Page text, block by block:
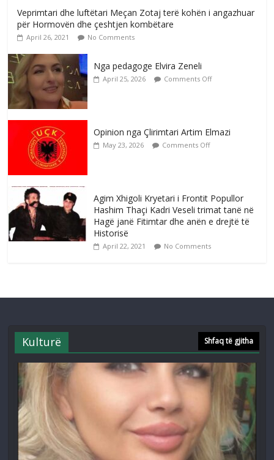
Veprimtari dhe luftëtari Meçan Zotaj terë kohën i angazhuar
për Hormovën dhe çeshtjen kombëtare
April 26, 2021 No Comments
Nga pedagoge Elvira Zeneli
April 25, 2026 Comments Off
Opinion nga Çlirimtari Artim Elmazi
May 23, 2026 Comments Off
Agim Xhigoli Kryetari i Frontit Popullor
Hashim Thaçi Kadri Veseli trimat tanë në
Hagë janë Fitimtar dhe anën e drejtë të
Historisë
April 22, 2021 No Comments
Kulturë Shfaq të gjitha